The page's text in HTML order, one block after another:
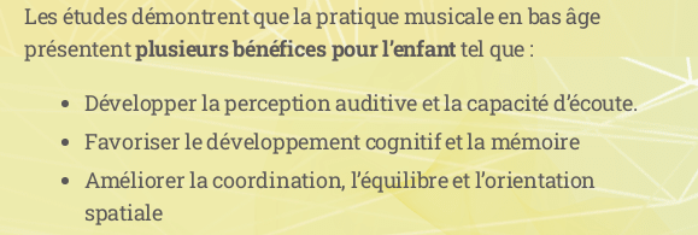
Les études démontrent que la pratique musicale en bas âge
présententplusieurs bénéfices pour l’enfanttel que :
Développer la perception auditive et la capacité d’écoute.
Favoriser le développement cognitif et la mémoire
Améliorer la coordination, l’équilibre et l’orientation
spatiale